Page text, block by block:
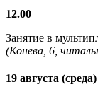
12.00
Занятие в
(Конева, 6,
19 августа (среда)